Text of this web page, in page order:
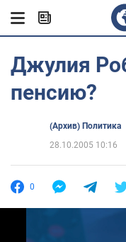
Джулия
пенсию?
(Архив) Политика
28.10.2005 10:16
0